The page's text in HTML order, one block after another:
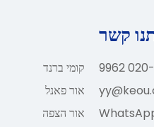
קומי ברנד
אור פאנל
אור הצפה
קשר